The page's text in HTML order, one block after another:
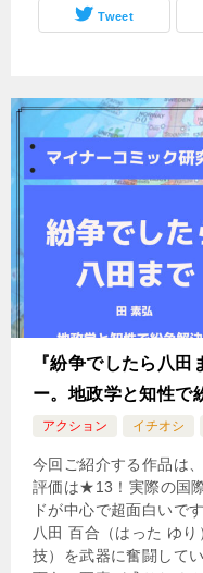
Tweet
『紛争でしたら八
ー。地政学と知性で
アクション イチオシ
今回ご紹介する作品は
評価は★13！実際の国
ドが中心で超面白いで
八田 百合（はった ゆ
技）を武器に奮闘して